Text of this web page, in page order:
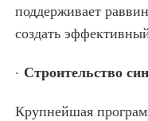
поддерживает
создать
· Строительство
Крупнейшая